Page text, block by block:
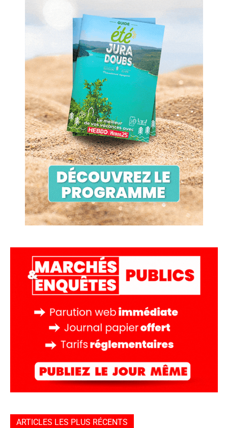
ARTICLES LES PLUS RÉCENTS